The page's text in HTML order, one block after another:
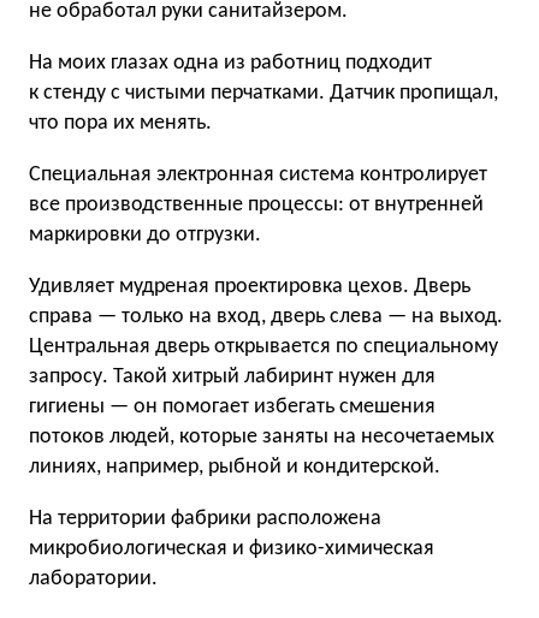
не обработал руки санитайзером.
На моих глазах одна из работниц подходит
к стенду с чистыми перчатками. Датчик пропищал,
что пора их менять.
Специальная электронная система контролирует
все производственные процессы: от внутренней
маркировки до отгрузки.
Удивляет мудреная проектировка цехов. Дверь
справа — только на вход, дверь слева — на выход.
Центральная дверь открывается по специальному
запросу. Такой хитрый лабиринт нужен для
гигиены — он помогает избегать смешения
потоков людей, которые заняты на несочетаемых
линиях, например, рыбной и кондитерской.
На территории фабрики расположена
микробиологическая и физико-химическая
лаборатории.